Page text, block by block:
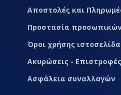
Αποστολές και
Προστασία
Όροι χρήσης
Ακυρώσεις -
Ασφάλεια συναλλαγών